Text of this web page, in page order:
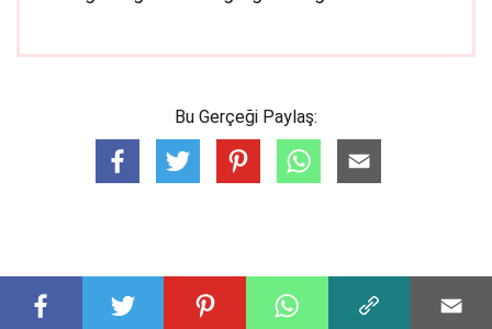
Bu Gerçeği Paylaş: